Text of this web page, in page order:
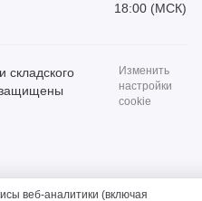
18:00 (МСК)
Изменить
настройки
cookie
веб-аналитики (включая